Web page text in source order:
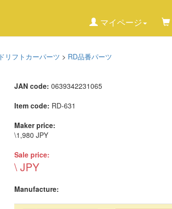
マイページ
ドリフトカーパーツ > RD品番パーツ
JAN code:0639342231065
Item code: RD-631
Maker price:
\1,980 JPY
Sale price:
\ JPY
Manufacture: